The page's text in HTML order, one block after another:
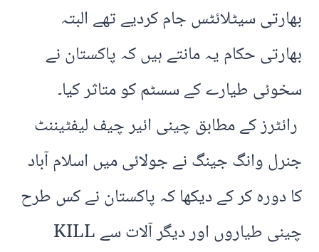
بھارتی سیٹلائٹس جام کردیے تھے البتہ
بھارتی حکام یہ مانتے ہیں کہ پاکستان نے
سخوئی طیارے کے سسٹم کو متاثر کیا۔
رائٹرز کے مطابق چینی ائیر چیف لیفٹیننٹ
جنرل وانگ جینگ نے جولائی میں اسلام آباد
کا دورہ کر کے دیکھا کہ پاکستان نے کس طرح
چینی طیاروں اور دیگر آلات سے KILL